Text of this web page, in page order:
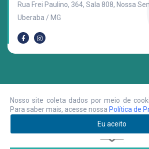
Rua Frei Paulino, 364, Sala 808, Nossa
Uberaba / MG
© 2026 Dr. Fausto Fernandes - Ortopedista.
reservados.
Nosso site coleta dados por meio de
Para saber mais, acesse nossa Política de
Eu aceito